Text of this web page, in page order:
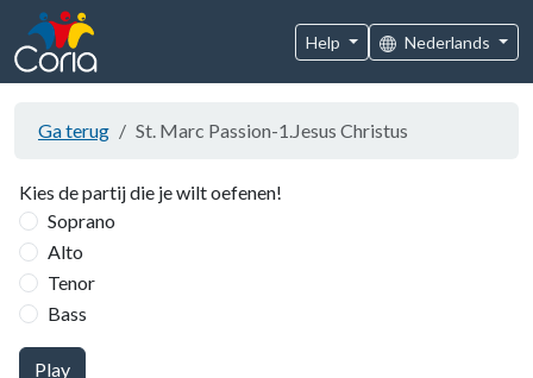
Help Nederlands
Ga terug St. Marc Passion-1.Jesus Christus
Kies de partij die je wilt oefenen!
Soprano
Alto
Tenor
Bass
Play